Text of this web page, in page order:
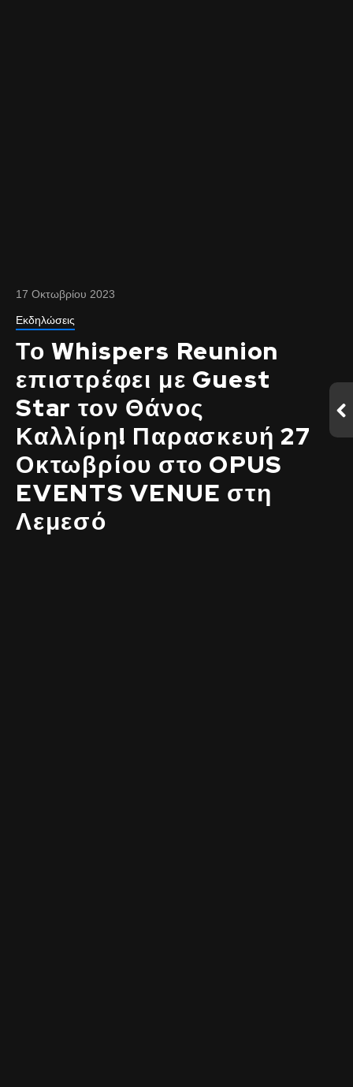
17 Οκτωβρίου 2023
Εκδηλώσεις
Το Whispers Reunion
επιστρέφει με Guest
Star τον Θάνος
Καλλίρη! Παρασκευή 27
Οκτωβρίου στο OPUS
EVENTS VENUE στη
Λεμεσό